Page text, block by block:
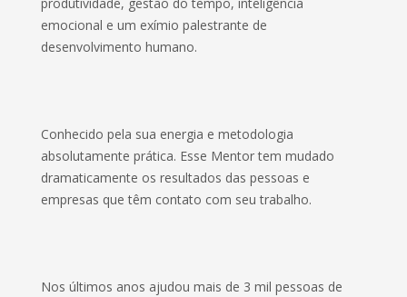
emocional e um exímio palestrante de
desenvolvimento humano.
Conhecido pela sua energia e metodologia
absolutamente prática. Esse Mentor tem mudado
dramaticamente os resultados das pessoas e
empresas que têm contato com seu trabalho.
Nos últimos anos ajudou mais de 3 mil pessoas de